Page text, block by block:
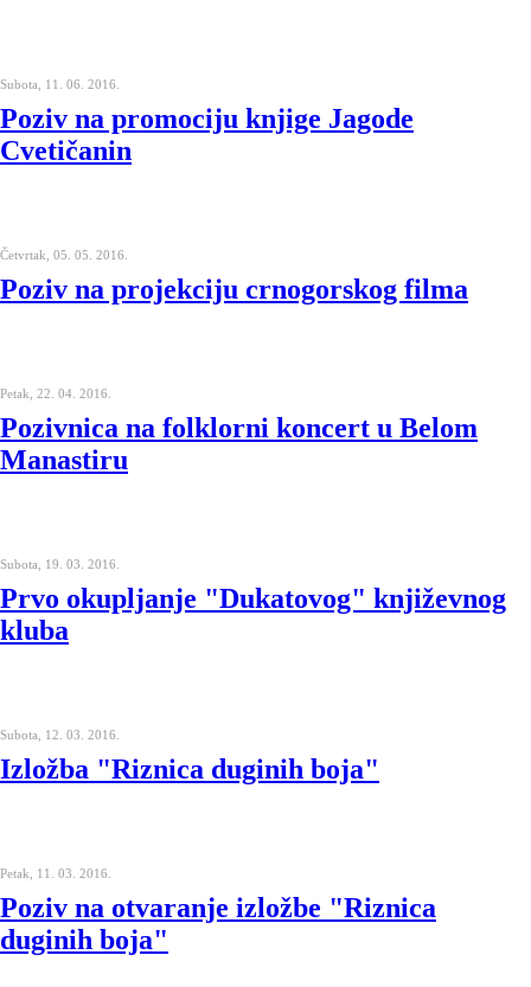
Subota, 11. 06. 2016.
Poziv na promociju knjige Jagode
Cvetičanin
Četvrtak, 05. 05. 2016.
Poziv na projekciju crnogorskog filma
Petak, 22. 04. 2016.
Pozivnica na folklorni koncert u Belom
Manastiru
Subota, 19. 03. 2016.
Prvo okupljanje "Dukatovog" književnog
kluba
Subota, 12. 03. 2016.
Izložba "Riznica duginih boja"
Petak, 11. 03. 2016.
Poziv na otvaranje izložbe "Riznica
duginih boja"